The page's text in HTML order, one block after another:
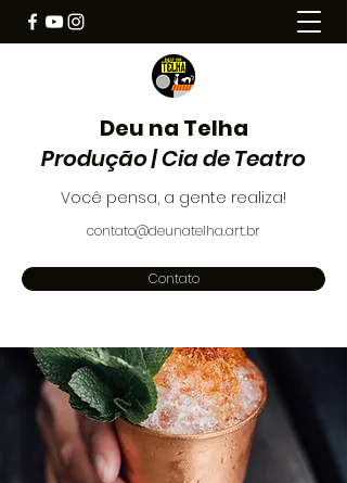
Deu na Telha
Produção | Cia de Teatro
Você pensa, a gente realiza!
contato@deunatelha.art.br
Contato